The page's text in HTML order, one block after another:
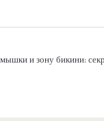
и зону бикини: